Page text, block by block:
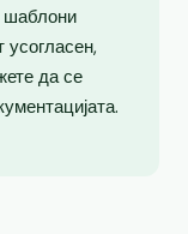
шаблони
да се